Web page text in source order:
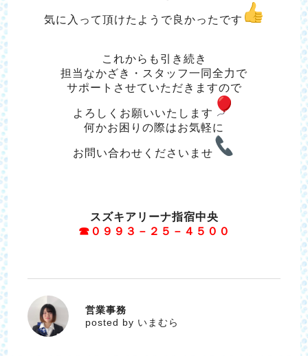
気に入って頂けたようで良かったです
これからも引き続き
担当なかざき・ スタッフ一同全力で
サポートさせていただきますので
よろしくお願いいたします
何かお困りの際はお気軽に
お問い合わせくださいませ
スズキアリーナ指宿中央
☎０９９３－２５－４５００
いまむら
営業事務
posted by いまむら